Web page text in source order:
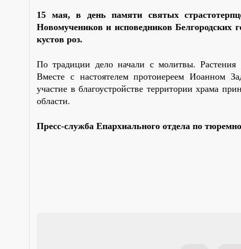
15 мая, в день памяти святых
Новомучеников и исповедников Белгородских
кустов роз.
По традиции дело начали с молитвы. Растения
Вместе с настоятелем протоиереем Иоанном
участие в благоустройстве территории храма
области.
Пресс-служба Епархиального отдела по